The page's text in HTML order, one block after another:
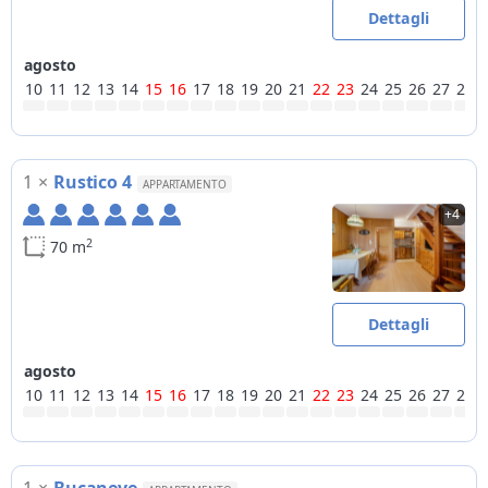
Dettagli
agosto
10 11 12 13 14 15 16 17 18 19 20 21 22 23 24 25 26 27 28
1 × Rustico 4 APPARTAMENTO
70 m2
+4
Dettagli
agosto
10 11 12 13 14 15 16 17 18 19 20 21 22 23 24 25 26 27 28